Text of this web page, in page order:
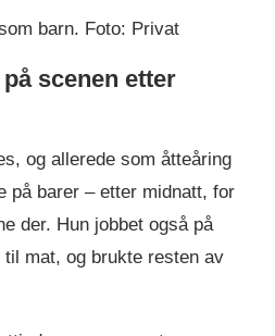
barn. Foto: Privat
scenen etter
og allerede som åtteåring
på barer – etter midnatt, for
der. Hun jobbet også på
til mat, og brukte resten av